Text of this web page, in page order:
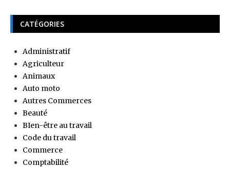
CATÉGORIES
Administratif
Agriculteur
Animaux
Auto moto
Autres Commerces
Beauté
BIen-être au travail
Code du travail
Commerce
Comptabilité